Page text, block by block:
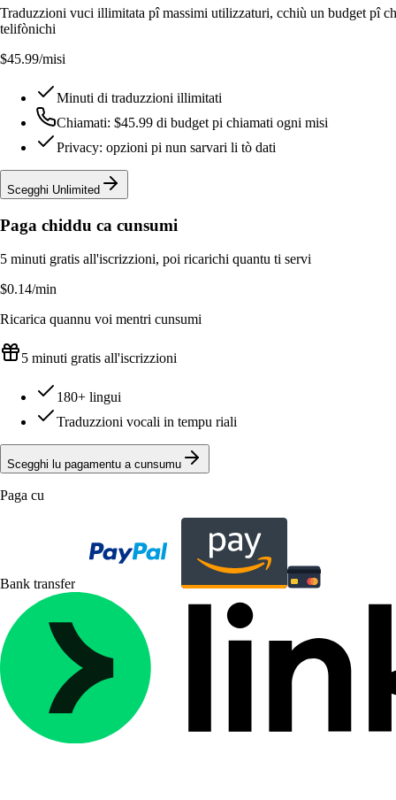
Traduzzioni vuci illimitata pî massimi utilizzaturi, cchiù un budget pî
telifònichi
$45.99/misi
Minuti di traduzzioni illimitati
Chiamati: $45.99 di budget pi chiamati ogni misi
Privacy: opzioni pi nun sarvari li tò dati
Scegghi Unlimited
Paga chiddu ca cunsumi
5 minuti gratis all'iscrizzioni, poi ricarichi quantu ti servi
$0.14/min
Ricarica quannu voi mentri cunsumi
5 minuti gratis all'iscrizzioni
180+ lingui
Traduzzioni vocali in tempu riali
Scegghi lu pagamentu a cunsumu
Paga cu
Bank transfer